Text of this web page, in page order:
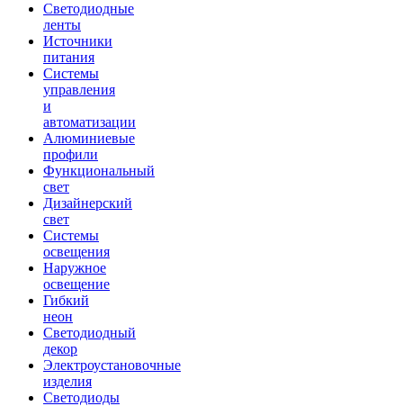
Светодиодные
ленты
Источники
питания
Системы
управления
и
автоматизации
Алюминиевые
профили
Функциональный
свет
Дизайнерский
свет
Системы
освещения
Наружное
освещение
Гибкий
неон
Светодиодный
декор
Электроустановочные
изделия
Светодиоды